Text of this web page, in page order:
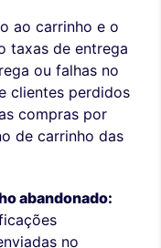
ao carrinho e o
taxas de entrega
ou falhas no
clientes perdidos
compras por
de carrinho das
abandonado:
no